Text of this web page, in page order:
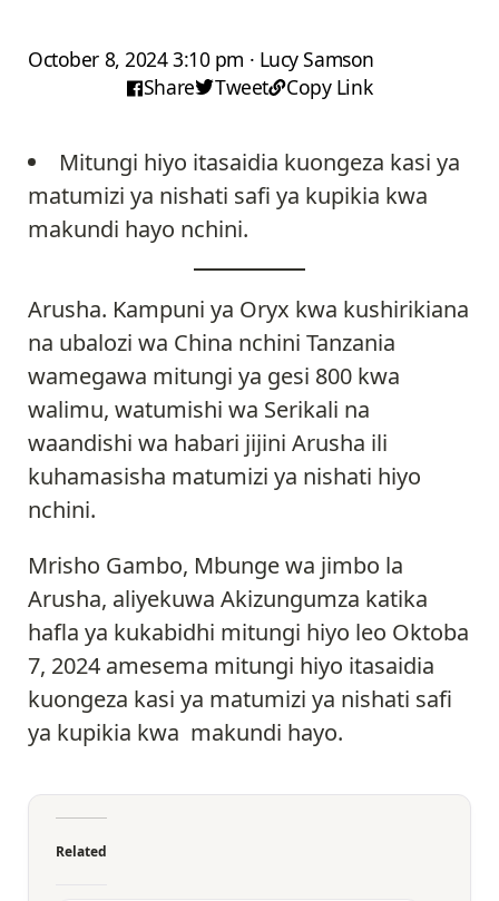
October 8, 2024 3:10 pm · Lucy Samson
Share
Tweet Copy Link
Mitungi hiyo itasaidia kuongeza kasi ya
matumizi ya nishati safi ya kupikia kwa
makundi hayo nchini.
Arusha. Kampuni ya Oryx kwa kushirikiana
na ubalozi wa China nchini Tanzania
wamegawa mitungi ya gesi 800 kwa
walimu, watumishi wa Serikali na
waandishi wa habari jijini Arusha ili
kuhamasisha matumizi ya nishati hiyo
nchini.
Mrisho Gambo, Mbunge wa jimbo la
Arusha, aliyekuwa Akizungumza katika
hafla ya kukabidhi mitungi hiyo leo Oktoba
7, 2024 amesema mitungi hiyo itasaidia
kuongeza kasi ya matumizi ya nishati safi
ya kupikia kwa makundi hayo.
Related